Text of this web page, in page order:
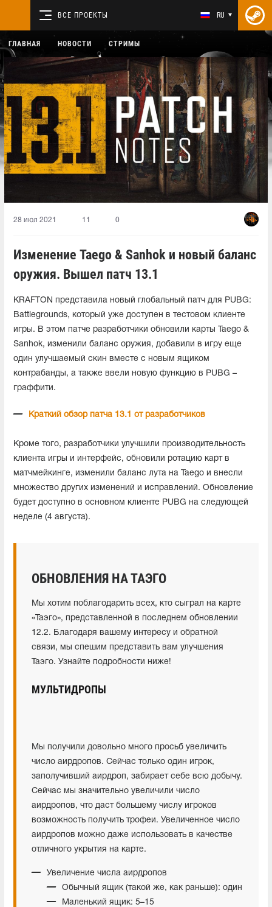
ВСЕ ПРОЕКТЫ RU
ГЛАВНАЯ НОВОСТИ СТРИМЫ
28 июл 2021 11 0
Изменение Taego & Sanhok и новый баланс
оружия. Вышел патч 13.1
KRAFTON представила новый глобальный патч для PUBG:
Battlegrounds, который уже доступен в тестовом клиенте
игры. В этом патче разработчики обновили карты Taego &
Sanhok, изменили баланс оружия, добавили в игру еще
один улучшаемый скин вместе с новым ящиком
контрабанды, а также ввели новую функцию в PUBG –
граффити.
Краткий обзор патча 13.1 от разработчиков
Кроме того, разработчики улучшили производительность
клиента игры и интерфейс, обновили ротацию карт в
матчмейкинге, изменили баланс лута на Taego и внесли
множество других изменений и исправлений. Обновление
будет доступно в основном клиенте PUBG на следующей
неделе (4 августа).
ОБНОВЛЕНИЯ НА ТАЭГО
Мы хотим поблагодарить всех, кто сыграл на карте
«Таэго», представленной в последнем обновлении
12.2. Благодаря вашему интересу и обратной
связи, мы спешим представить вам улучшения
Таэго. Узнайте подробности ниже!
МУЛЬТИДРОПЫ
Мы получили довольно много просьб увеличить
число аирдропов. Сейчас только один игрок,
заполучивший аирдроп, забирает себе всю добычу.
Сейчас мы значительно увеличили число
аирдропов, что даст большему числу игроков
возможность получить трофеи. Увеличенное число
аирдропов можно даже использовать в качестве
отличного укрытия на карте.
Увеличение числа аирдропов
Обычный ящик (такой же, как раньше): один
Маленький ящик: 5–15